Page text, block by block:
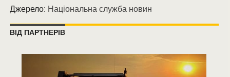
Джерело: Національна служба новин
ВІД ПАРТНЕРІВ